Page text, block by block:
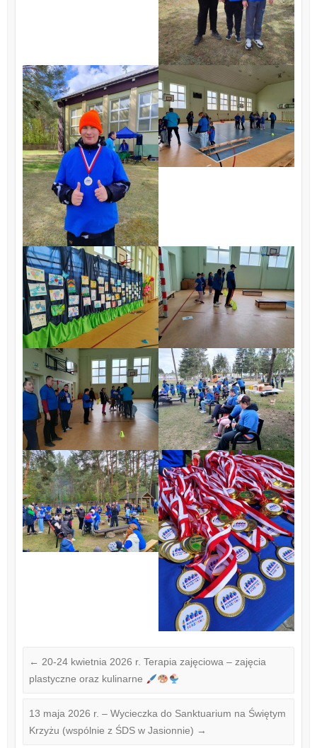
← 20-24 kwietnia 2026 r. Terapia zajęciowa – zajęcia
plastyczne oraz kulinarne
13 maja 2026 r. – Wycieczka do Sanktuarium na Świętym
Krzyżu (wspólnie z ŚDS w Jasionnie) →